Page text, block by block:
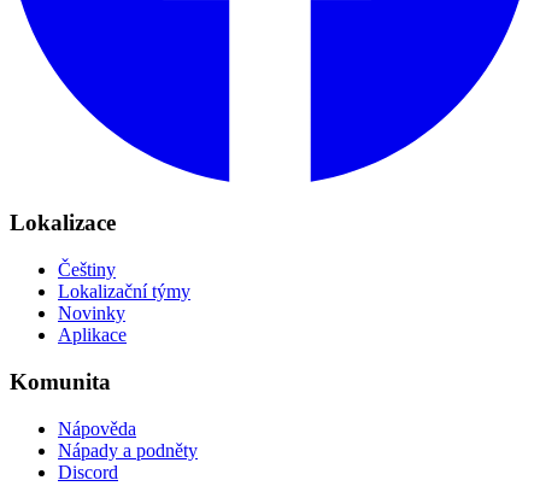
Lokalizace
Češtiny
Lokalizační týmy
Novinky
Aplikace
Komunita
Nápověda
Nápady a podněty
Discord